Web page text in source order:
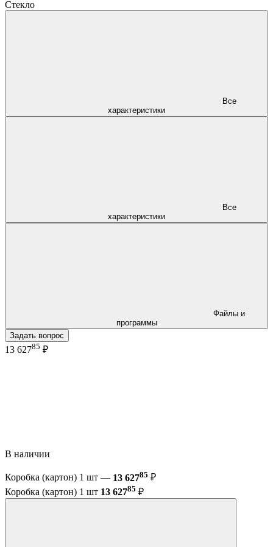
Стекло
характеристики
характеристики
программы
Задать вопрос
13 62785 ₽
В наличии
Коробка (картон) 1 шт — 13 62785 ₽
Коробка (картон) 1 шт 13 62785 ₽